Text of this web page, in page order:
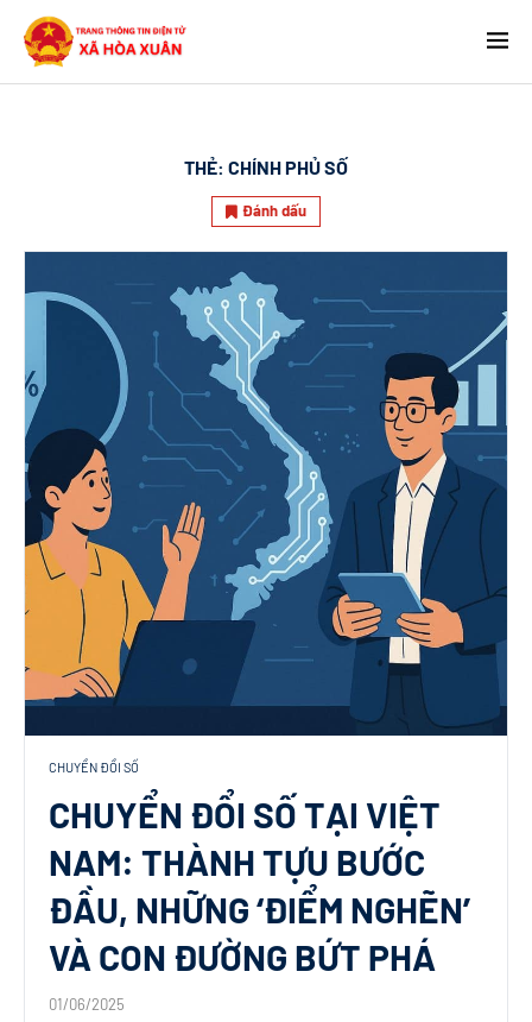
THẺ: CHÍNH PHỦ SỐ
Đánh dấu
CHUYỂN ĐỔI SỐ
CHUYỂN ĐỔI SỐ TẠI VIỆT
NAM: THÀNH TỰU BƯỚC
ĐẦU, NHỮNG ‘ĐIỂM NGHẼN’
VÀ CON ĐƯỜNG BỨT PHÁ
01/06/2025